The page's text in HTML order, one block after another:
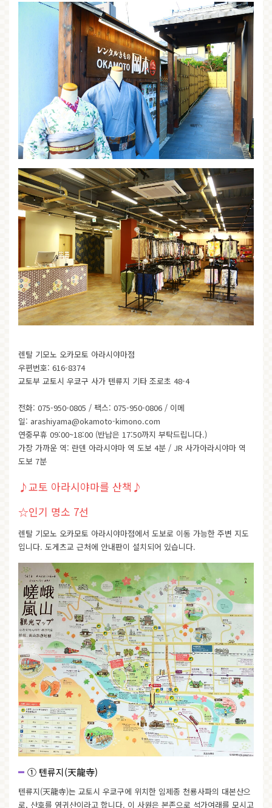
렌탈 기모노 오카모토 아라시야마점
우편번호: 616-8374
교토부 교토시 우쿄구 사가 텐류지 기타 조로초 48-4
전화: 075-950-0805 / 팩스: 075-950-0806 / 이메
일: arashiyama@okamoto-kimono.com
연중무휴 09:00~18:00 (반납은 17:50까지 부탁드립니다.)
가장 가까운 역: 란덴 아라시야마 역 도보 4분 / JR 사가아라시야마 역
도보 7분
♪교토 아라시야마를 산책♪
☆인기 명소 7선
렌탈 기모노 오카모토 아라시야마점에서 도보로 이동 가능한 주변 지도
입니다. 도게츠교 근처에 안내판이 설치되어 있습니다.
① 텐류지(天龍寺)
텐류지(天龍寺)는 교토시 우쿄구에 위치한 임제종 천룡사파의 대본산으
로, 산호를 영귀산이라고 합니다. 이 사원은 본존으로 석가여래를 모시고